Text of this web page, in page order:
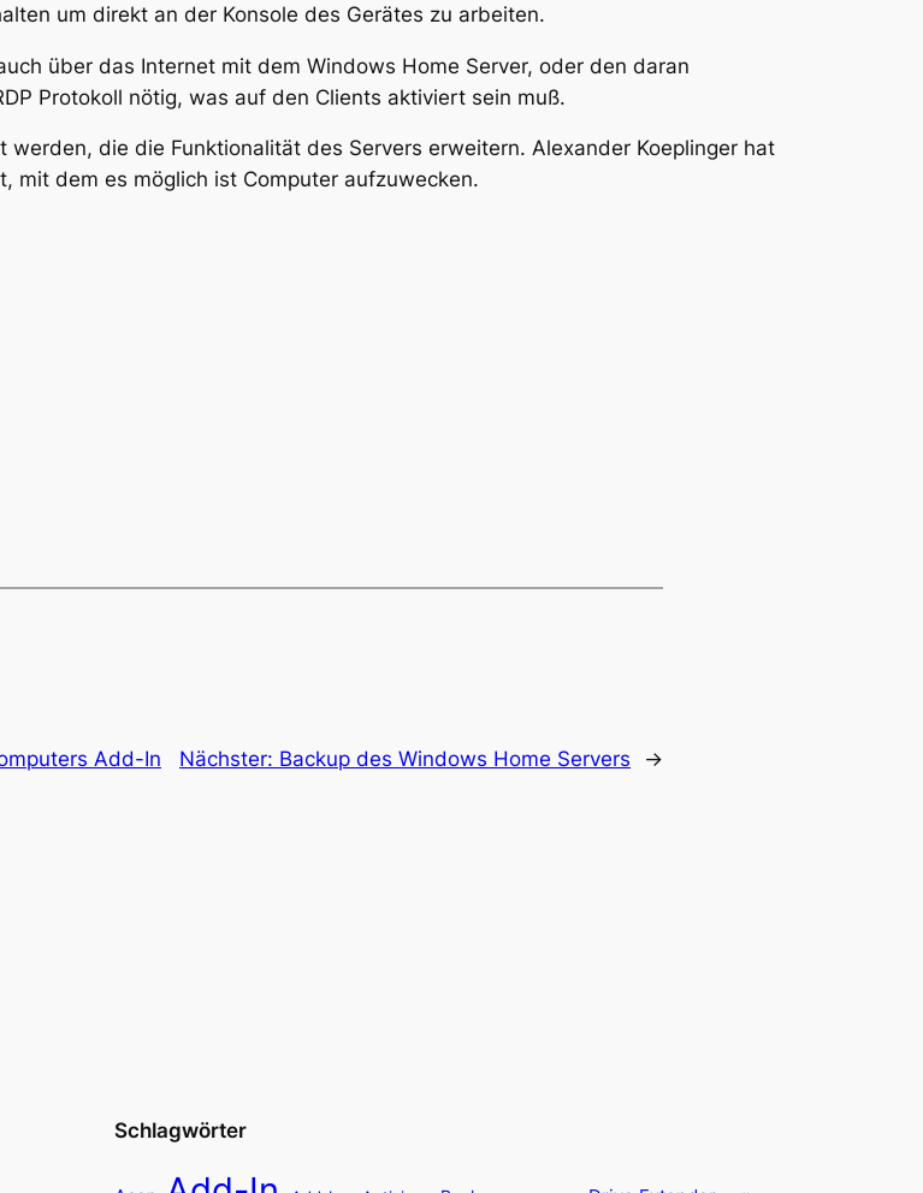
um direkt an der Konsole des Gerätes zu arbeiten.
über das Internet mit dem Windows Home Server, oder den daran
Protokoll nötig, was auf den Clients aktiviert sein muß.
die die Funktionalität des Servers erweitern. Alexander Koeplinger hat
mit dem es möglich ist Computer aufzuwecken.
Add-In Nächster: Backup des Windows Home Servers →
Schlagwörter